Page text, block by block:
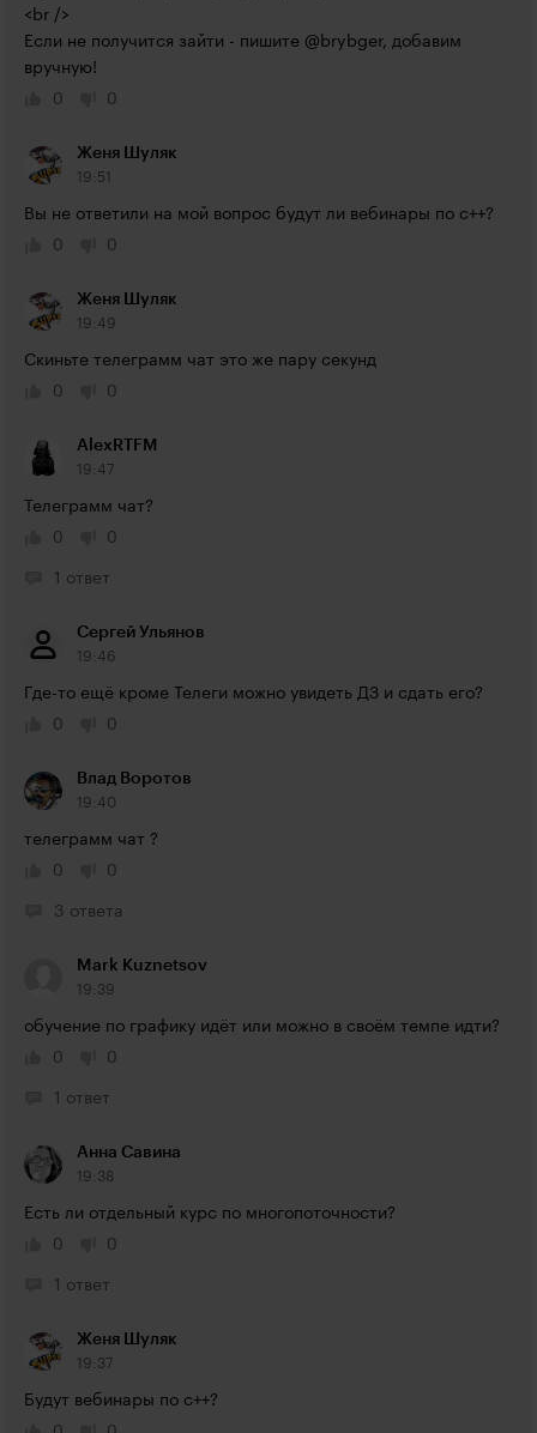
<br />
Если не получится зайти - пишите @brybger, добавим
вручную!
0
0
Женя Шуляк
19:51
Вы не ответили на мой вопрос будут ли вебинары по с++?
0
0
Женя Шуляк
19:49
Скиньте телеграмм чат это же пару секунд
0
0
AlexRTFM
19:47
Телеграмм чат?
0
0
1 ответ
Сергей Ульянов
19:46
Где-то ещё кроме Телеги можно увидеть ДЗ и сдать его?
0
0
Влад Воротов
19:40
телеграмм чат ?
0
0
3 ответа
Mark Kuznetsov
19:39
обучение по графику идёт или можно в своём темпе идти?
0
0
1 ответ
Анна Савина
19:38
Есть ли отдельный курс по многопоточности?
0
0
1 ответ
Женя Шуляк
19:37
Будут вебинары по с++?